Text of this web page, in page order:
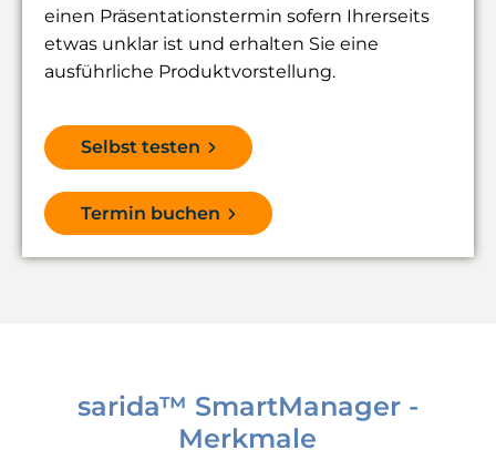
einen Präsentationstermin sofern Ihrerseits
etwas unklar ist und erhalten Sie eine
ausführliche Produktvorstellung.
Selbst testen
Termin buchen
sarida™ SmartManager -
Merkmale